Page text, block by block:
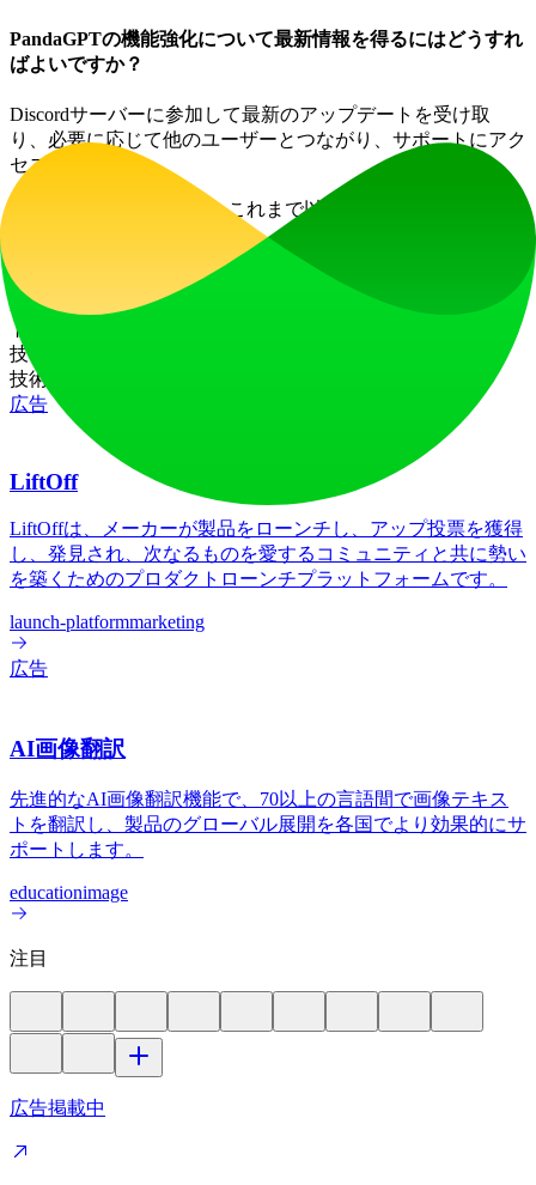
PandaGPTの機能強化について最新情報を得るにはどうすれ
ばよいですか？
Discordサーバーに参加して最新のアップデートを受け取
り、必要に応じて他のユーザーとつながり、サポートにアク
セスしましょう。
PandaGPTは、知識獲得をこれまで以上に簡単にするために
ウェブサイトトラフィック
過去6ヶ月の月間訪問数
トラフィックデータがありません
技術スタック
技術スタックのデータがありません
広告
LiftOff
LiftOffは、メーカーが製品をローンチし、アップ投票を獲得
し、発見され、次なるものを愛するコミュニティと共に勢い
を築くためのプロダクトローンチプラットフォームです。
launch-platformmarketing
広告
AI画像翻訳
先進的なAI画像翻訳機能で、70以上の言語間で画像テキス
トを翻訳し、製品のグローバル展開を各国でより効果的にサ
ポートします。
educationimage
注目
広告掲載中